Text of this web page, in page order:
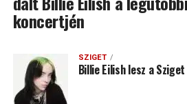
koncertjén
SZIGET
Billie Eilish lesz a